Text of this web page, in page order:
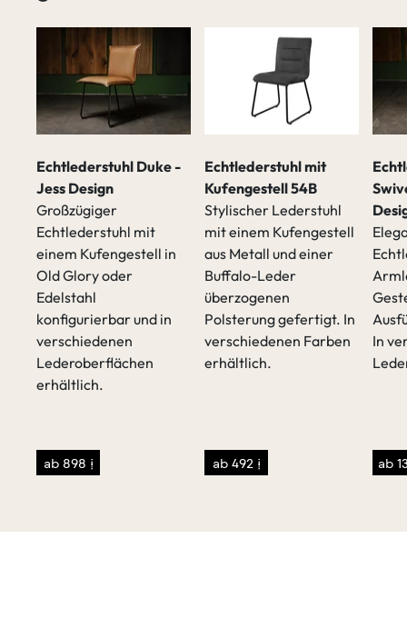
Echtlederstuhl Duke -
Jess Design
Großzügiger
Echtlederstuhl mit
einem Kufengestell in
Old Glory oder
Edelstahl
konfigurierbar und in
verschiedenen
Lederoberflächen
erhältlich.
ab 898 €
Echtlederstuhl mit
Kufengestell 54B
Stylischer Lederstuhl
mit einem Kufengestell
aus Metall und einer
Buffalo-Leder
überzogenen
Polsterung gefertigt. In
verschiedenen Farben
erhältlich.
ab 492 €
In
ab